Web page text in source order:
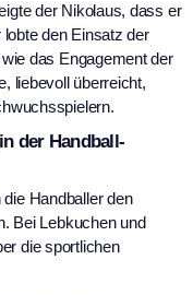
der Nikolaus, dass er
den Einsatz der
das Engagement der
liebevoll überreicht,
der Handball-
Handballer den
Bei Lebkuchen und
die sportlichen